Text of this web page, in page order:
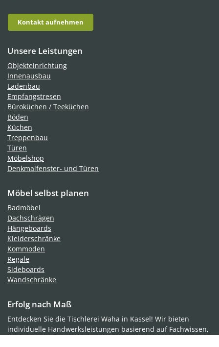
Kontakt aufnehmen
Unsere Leistungen
Objekteinrichtung
Innenausbau
Ladenbau
Empfangstresen
Büroküchen / Teeküchen
Böden
Küchen
Treppenbau
Türen
Möbelshop
Denkmalfenster- und Türen
Möbel selbst planen
Badmöbel
Dachschrägen
Hängeboards
Kleiderschränke
Kommoden
Regale
Sideboards
Wandschränke
Erfolg nach Maß
Entdecken Sie die Tischlerei Waha in Kassel! Wir bieten
individuelle Handwerksleistungen basierend auf Fachwissen,